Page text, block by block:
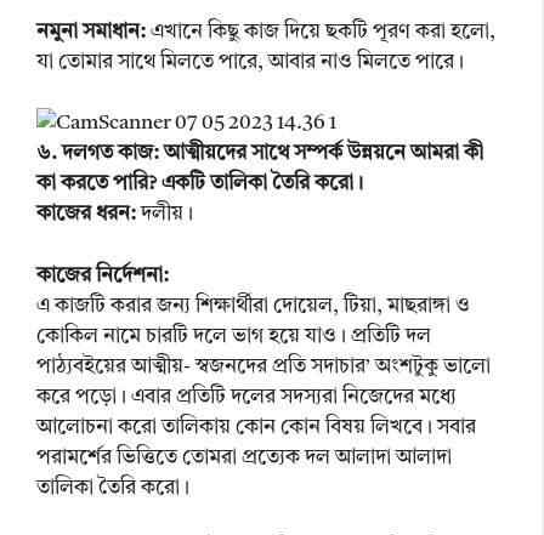
নমুনা সমাধান: এখানে কিছু কাজ দিয়ে ছকটি পূরণ করা হলো,
যা তোমার সাথে মিলতে পারে, আবার নাও মিলতে পারে।
৬. দলগত কাজ: আত্মীয়দের সাথে সম্পর্ক উন্নয়নে আমরা কী
কা করতে পারি? একটি তালিকা তৈরি করো।
কাজের ধরন:দলীয়।
কাজের নির্দেশনা:
এ কাজটি করার জন্য শিক্ষার্থীরা দোয়েল, টিয়া, মাছরাঙ্গা ও
কোকিল নামে চারটি দলে ভাগ হয়ে যাও। প্রতিটি দল
পাঠ্যবইয়ের আত্মীয়- স্বজনদের প্রতি সদাচার’ অংশটুকু ভালো
করে পড়ো। এবার প্রতিটি দলের সদস্যরা নিজেদের মধ্যে
আলোচনা করো তালিকায় কোন কোন বিষয় লিখবে। সবার
পরামর্শের ভিত্তিতে তোমরা প্রত্যেক দল আলাদা আলাদা
তালিকা তৈরি করো।